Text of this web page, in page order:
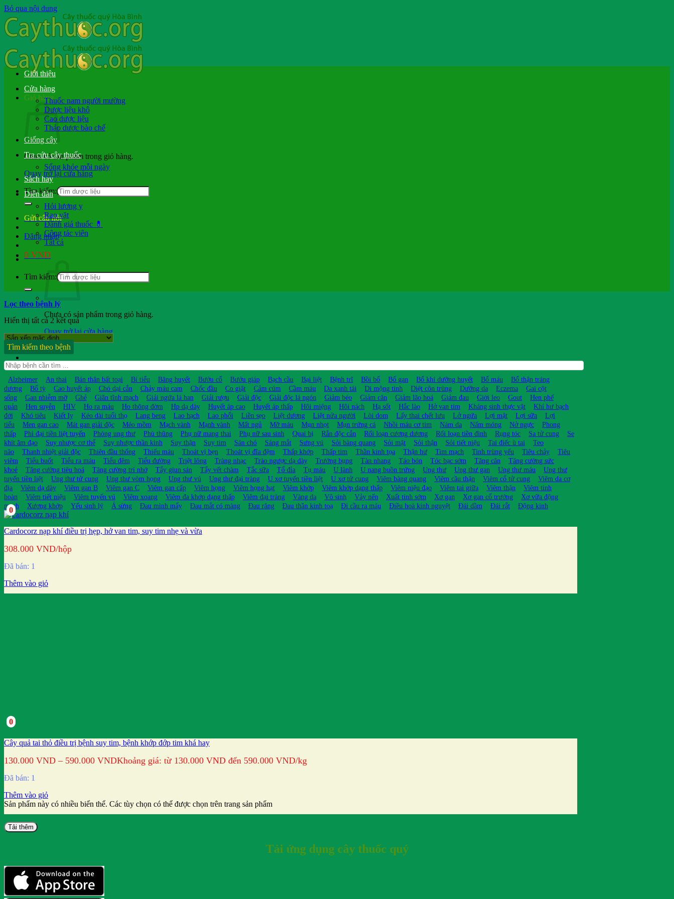
Bỏ qua nội dung
Giỏ hàng
Chưa có sản phẩm trong giỏ hàng.
Quay trở lại cửa hàng
Tìm kiếm:
Gửi câu hỏi
Đăng nhập
0 VND
Chưa có sản phẩm trong giỏ hàng.
Quay trở lại cửa hàng
Hỏi b.sĩ
Giới thiệu
Cửa hàng
Thuốc nam người mường
Dược liệu khô
Cao dược liệu
Thảo dược bào chế
Giống cây
Tra cứu cây thuốc
Sống khỏe mỗi ngày
Sách hay
Diễn đàn
Hỏi lương y
Rao vặt
Đánh giá thuốc 💊
Cộng tác viên
Tất cả
Tìm kiếm:
Lọc theo bệnh lý
Hiển thị tất cả 2 kết quả
Tìm kiếm theo bệnh
Alzheimer An thai Bán thân bất toại Bí tiểu Băng huyết Bướu cổ Bướu giáp Bạch cầu Bại liệt Bệnh trĩ Bồi bổ Bổ gan Bổ khí dưỡng huyết Bổ máu
Bổ thận tráng
dương
Bổ tỳ Cao huyết áp Chó dại cắn Chảy máu cam Chốc đầu Co giật Cảm cúm Cầm máu Da xanh tái Di mộng tinh Diệt côn trùng Dưỡng da Eczema
Gai cột
sống
Gan nhiễm mỡ Ghẻ Giãn tĩnh mạch Giải ngứa lá han Giải rượu Giải độc Giải độc lá ngón Giảm béo Giảm cân Giảm lão hoá Giảm đau Giời leo Gout
Hen phế
quản
Hen suyễn HIV Ho ra máu Ho thông đờm Hp dạ dày Huyết áp cao Huyết áp thấp Hôi miệng Hôi nách Hạ sốt Hắc lào Hở van tim Kháng sinh thực vật
Khí hư bạch
đới
Khó tiêu Kiết lỵ Kéo dài tuổi thọ Lang beng Lao hạch Lao phổi Liền sẹo Liệt dương Liệt nửa người Lòi dom Lấy thai chết lưu Lở ngứa Lợi mật Lợi sữa
Lợi
tiểu
Men gan cao Mát gan giải độc Méo mồm Mạch vành Mạnh vành Mất ngủ Mỡ máu Mụn nhọt Mụn trứng cá Nhồi máu cơ tim Nám da Nấm móng Nở ngực
Phong
thấp
Phì đại tiền liệt tuyến Phòng ung thư Phù thũng Phụ nữ mang thai Phụ nữ sau sinh Quai bị Rắn độc cắn Rối loạn cương dương Rối loạn tiền đình Rụng tóc Sa tử cung
Se
khít âm đạo
Suy nhược cơ thể Suy nhược thần kinh Suy thận Suy tim Sán chó Sáng mắt Sưng vú Sỏi bàng quang Sỏi mật Sỏi thận Sỏi tiết niệu Tai điếc ù tai
Teo
não
Thanh nhiệt giải độc Thiên đầu thống Thiếu máu Thoát vị bẹn Thoát vị đĩa đệm Thấp khớp Thấp tim Thần kinh tọa Thận hư Tim mạch Tinh trùng yếu Tiêu chảy
Tiêu
viêm
Tiểu buốt Tiểu ra máu Tiểu đêm Tiểu đường Triệt lông Tràng nhạc Trào ngược dạ dày Trướng bụng Tàn nhang Táo bón Tóc bạc sớm Tăng cân
Tăng cường sức
khoẻ
Tăng cường tiêu hoá Tăng cường trí nhớ Tẩy giun sán Tẩy vết chàm Tắc sữa Tổ đỉa Tụ máu U lành U nang buồn trứng Ung thư Ung thư gan Ung thư máu
Ung thư
tuyến tiền liệt
Ung thư tử cung Ung thư vòm họng Ung thư vú Ung thư đại tràng U xơ tuyến tiền liệt U xơ tử cung Viêm bàng quang Viêm cầu thận Viêm cổ tử cung
Viêm da cơ
địa
Viêm dạ dày Viêm gan B Viêm gan C Viêm gan cấp Viêm họng Viêm họng hạt Viêm khớp Viêm khớp dạng thấp Viêm niệu đạo Viêm tai giữa Viêm thận
Viêm tinh
hoàn
Viêm tiết niệu Viêm tuyến vú Viêm xoang Viêm đa khớp dạng thấp Viêm đại tràng Vàng da Vô sinh Vảy nến Xuất tinh sớm Xơ gan Xơ gan cổ trướng
Xơ vữa động
mạch
Xương khớp Yếu sinh lý Á sừng Đau mình mẩy Đau mắt có màng Đau răng Đau thần kinh toạ Đi cầu ra máu Điều hoà kinh nguyệt Đái dầm Đái rắt Động kinh
0
Cardocorz nạp khí điều trị hẹp, hở van tim, suy tim nhẹ và vừa
308.000 VND/hộp
Đã bán: 1
Thêm vào giỏ
0
Cây quả tai thỏ điều trị bệnh suy tim, bệnh khớp đớp tim khá hay
130.000 VND – 590.000 VNDKhoảng giá: từ 130.000 VND đến 590.000 VND/kg
Đã bán: 1
Thêm vào giỏ
Sản phẩm này có nhiều biến thể. Các tùy chọn có thể được chọn trên trang sản phẩm
Tải thêm
Tải ứng dụng cây thuốc quý